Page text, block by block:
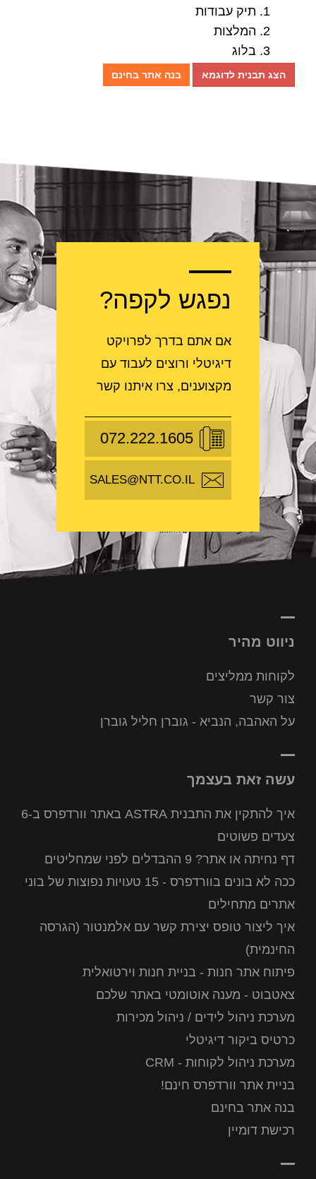
תיק עבודות
המלצות
בלוג
הצג תבנית לדוגמא בנה אתר בחינם
נפגש לקפה?
אם אתם בדרך לפרויקט
דיגיטלי ורוצים לעבוד עם
מקצוענים, צרו איתנו קשר
072.222.1605
SALES@NTT.CO.IL
ניווט מהיר
לקוחות ממליצים
צור קשר
על האהבה, הנביא - גוברן חליל גוברן
עשה זאת בעצמך
איך להתקין את התבנית ASTRA באתר וורדפרס ב-6
צעדים פשוטים
דף נחיתה או אתר? 9 ההבדלים לפני שמחליטים
ככה לא בונים בוורדפרס - 15 טעויות נפוצות של בוני
אתרים מתחילים
איך ליצור טופס יצירת קשר עם אלמנטור (הגרסה
החינמית)
פיתוח אתר חנות - בניית חנות וירטואלית
צאטבוט - מענה אוטומטי באתר שלכם
מערכת ניהול לידים / ניהול מכירות
כרטיס ביקור דיגיטלי
מערכת ניהול לקוחות - CRM
בניית אתר וורדפרס חינם!
בנה אתר בחינם
רכישת דומיין